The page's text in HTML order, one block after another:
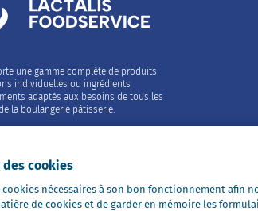
une gamme complète de produits
individuelles ou ingrédients
adaptés aux besoins de tous les
la boulangerie pâtisserie.
cookies
nécessaires à son bon fonctionnement afin
de cookies et de garder en mémoire les